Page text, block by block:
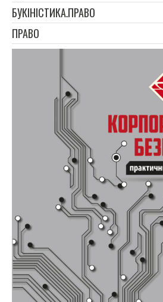
БУКІНІСТИКА.ПРАВО
ПРАВО